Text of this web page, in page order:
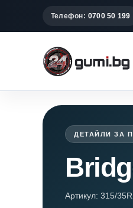
Телефон: 0700 50 199
ДЕТАЙЛИ ЗА
Артикул: 315/